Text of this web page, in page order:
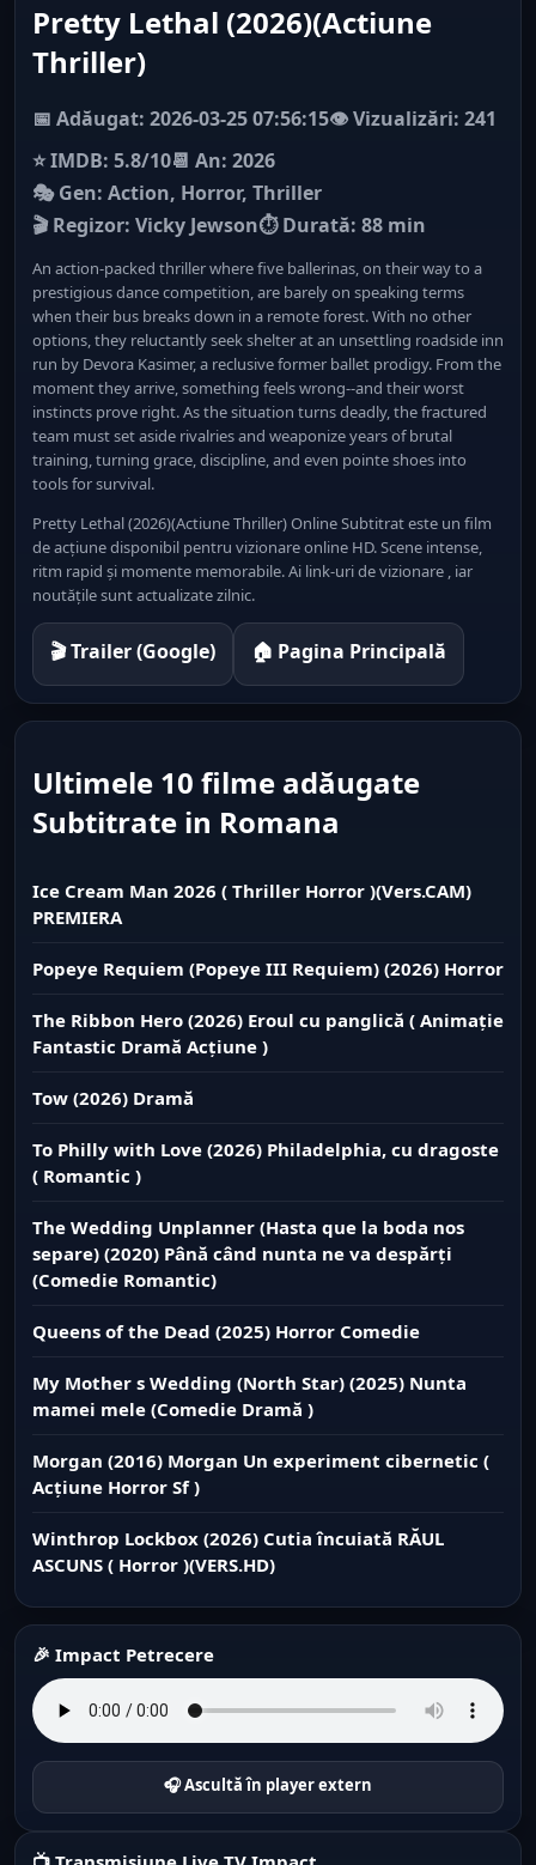
Pretty Lethal (2026)(Actiune
Thriller)
📅 Adăugat: 2026-03-25 07:56:15👁️ Vizualizări: 241
⭐ IMDB: 5.8/10📆 An: 2026
🎭 Gen: Action, Horror, Thriller
🎬 Regizor: Vicky Jewson⏱ Durată: 88 min
An action-packed thriller where five ballerinas, on their way to a
prestigious dance competition, are barely on speaking terms
when their bus breaks down in a remote forest. With no other
options, they reluctantly seek shelter at an unsettling roadside inn
run by Devora Kasimer, a reclusive former ballet prodigy. From the
moment they arrive, something feels wrong--and their worst
instincts prove right. As the situation turns deadly, the fractured
team must set aside rivalries and weaponize years of brutal
training, turning grace, discipline, and even pointe shoes into
tools for survival.
Pretty Lethal (2026)(Actiune Thriller) Online Subtitrat este un film
de acțiune disponibil pentru vizionare online HD. Scene intense,
ritm rapid și momente memorabile. Ai link-uri de vizionare , iar
noutățile sunt actualizate zilnic.
🎬 Trailer (Google) 🏠 Pagina Principală
Ultimele 10 filme adăugate
Subtitrate in Romana
Ice Cream Man 2026 ( Thriller Horror )(Vers.CAM)
PREMIERA
Popeye Requiem (Popeye III Requiem) (2026) Horror
The Ribbon Hero (2026) Eroul cu panglică ( Animație
Fantastic Dramă Acțiune )
Tow (2026) Dramă
To Philly with Love (2026) Philadelphia, cu dragoste
( Romantic )
The Wedding Unplanner (Hasta que la boda nos
separe) (2020) Până când nunta ne va despărți
(Comedie Romantic)
Queens of the Dead (2025) Horror Comedie
My Mother s Wedding (North Star) (2025) Nunta
mamei mele (Comedie Dramă )
Morgan (2016) Morgan Un experiment cibernetic (
Acțiune Horror Sf )
Winthrop Lockbox (2026) Cutia încuiată RĂUL
ASCUNS ( Horror )(VERS.HD)
🎉 Impact Petrecere
🎧 Ascultă în player extern